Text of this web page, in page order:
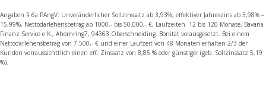
Angaben § 6a PAngV: Unveränderlicher Sollzinssatz ab 3,93%, effektiver Jahreszins ab 3,98% –
15,99%, Nettodarlehensbetrag ab 1000,- bis 50.000,- €, Laufzeiten 12 bis 120 Monate, Bavaria
Finanz Service e.K., Ahornring7, 94363 Oberschneiding. Bonität vorausgesetzt. Bei einem
Nettodarlehensbetrag von 7.500,- € und einer Laufzeit von 48 Monaten erhalten 2/3 der
Kunden vorraussichttlich einen eff. Zinssatz von 8,85 % oder günstiger (geb. Sollzinssatz 5,19
%).